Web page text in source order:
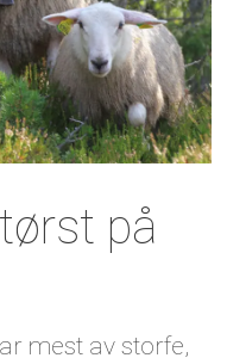
på
mest av storfe,